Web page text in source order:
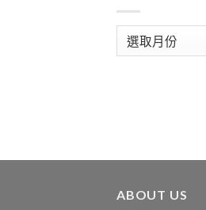
整
ABOUT US